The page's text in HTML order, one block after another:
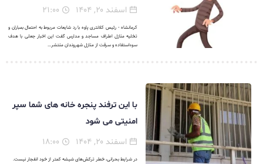
اسفند ۲۰, ۱۴۰۴
کرمانشاه - رئیس کلانتری پاوه با رد شایعات مربوط به احتمال بمباران و
تخلیه منازل اطراف مساجد و مدارس گفت این اخبار جعلی با هدف
سوءاستفاده و سرقت از منازل شهروندان منتشر...
با این ترفند پنجره خانه های شما سپر
امنیتی می شود
اسفند ۲۰, ۱۴۰۴
در شرایط بحرانی، خطر ترکش‌های شیشه کمتر از خود انفجار نیست.